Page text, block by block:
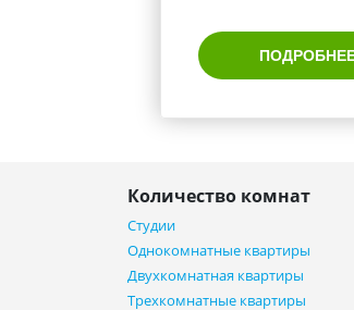
Количество комнат
Студии
Однокомнатные квартиры
Двухкомнатная квартиры
Трехкомнатные квартиры